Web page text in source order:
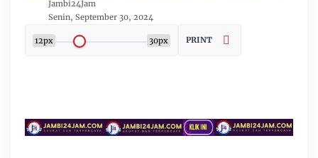
Jambi24Jam
Senin, September 30, 2024
12px 30px PRINT